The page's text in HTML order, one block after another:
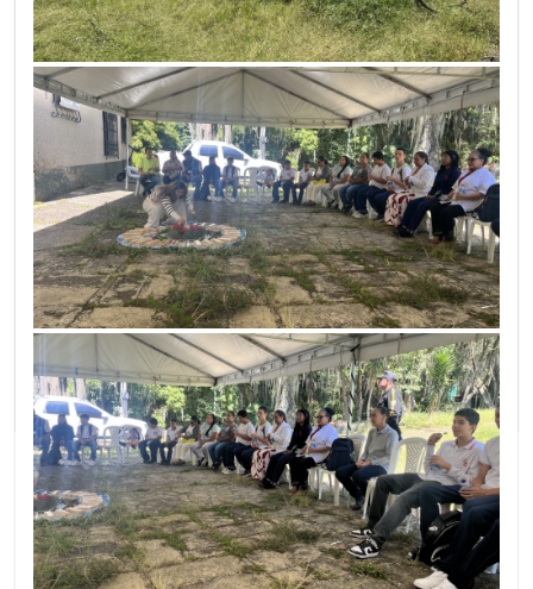
Durante la jornada, que se desarrollará de8:00 a.m. a 12:00 m.,
toda la comunidad podrá acceder a orientación en diferentes
áreas del derecho, tales como:
Penal y policivo
Civil
Tránsito
Familiar
Laboral
Público
Esta actividad busca acercar los servicios jurídicos a la comunidad,
promover el conocimiento de los derechos y brindar
acompañamiento profesional para resolver inquietudes legales.
Invitamos a estudiantes, familias y vecinos a participar
y aprovechar esta valiosa oportunidad para informarse
y fortalecer su acceso a la justicia.